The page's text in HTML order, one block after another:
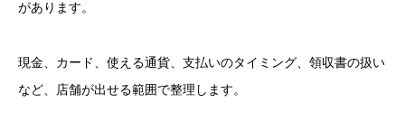
があります。
現金、カード、使える通貨、支払いのタイミング、領収書の扱い
など、店舗が出せる範囲で整理します。